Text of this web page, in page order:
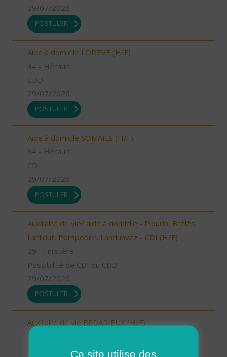
29/07/2026
POSTULER
Aide à domicile LODEVE (H/F)
34 - Hérault
CDD
29/07/2026
POSTULER
Aide à domicile SOMAILS (H/F)
34 - Hérault
CDI
29/07/2026
POSTULER
Auxiliaire de vie/ aide à domicile - Plourin, Brélès,
Lanildut, Porspoder, Landunvez - CDI (H/F)
29 - Finistère
Possibilité de CDI ou CDD
29/07/2026
POSTULER
Auxiliaire de vie BEDARIEUX (H/F)
34 - Hérault
Ce site utilise des